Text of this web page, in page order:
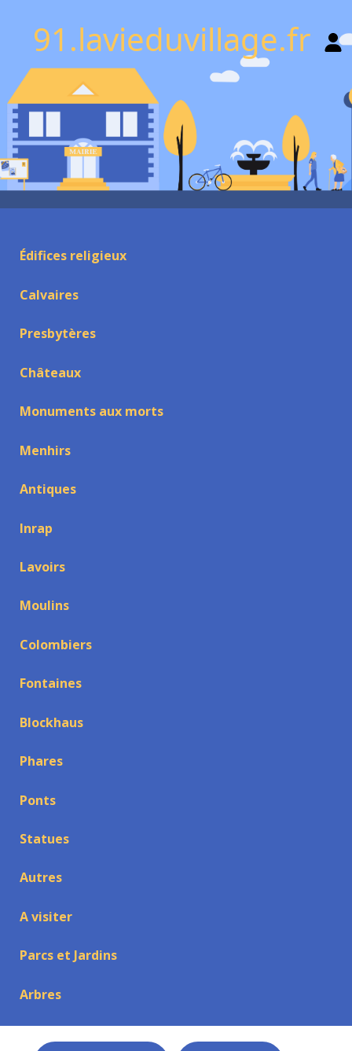
91.lavieduvillage.fr
Édifices religieux
Calvaires
Presbytères
Châteaux
Monuments aux morts
Menhirs
Antiques
Inrap
Lavoirs
Moulins
Colombiers
Fontaines
Blockhaus
Phares
Ponts
Statues
Autres
A visiter
Parcs et Jardins
Arbres